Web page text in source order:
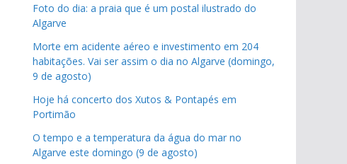
Foto do dia: a praia que é um postal ilustrado do
Algarve
Morte em acidente aéreo e investimento em 204
habitações. Vai ser assim o dia no Algarve (domingo,
9 de agosto)
Hoje há concerto dos Xutos & Pontapés em
Portimão
O tempo e a temperatura da água do mar no
Algarve este domingo (9 de agosto)